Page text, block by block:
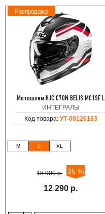
Распродажа
Мотошлем HJC C70N BELIS MC1SF L
ИНТЕГРАЛЫ
Код товара: УТ-00126163
M L XL
18 900 р. 35 %
12 290 р.